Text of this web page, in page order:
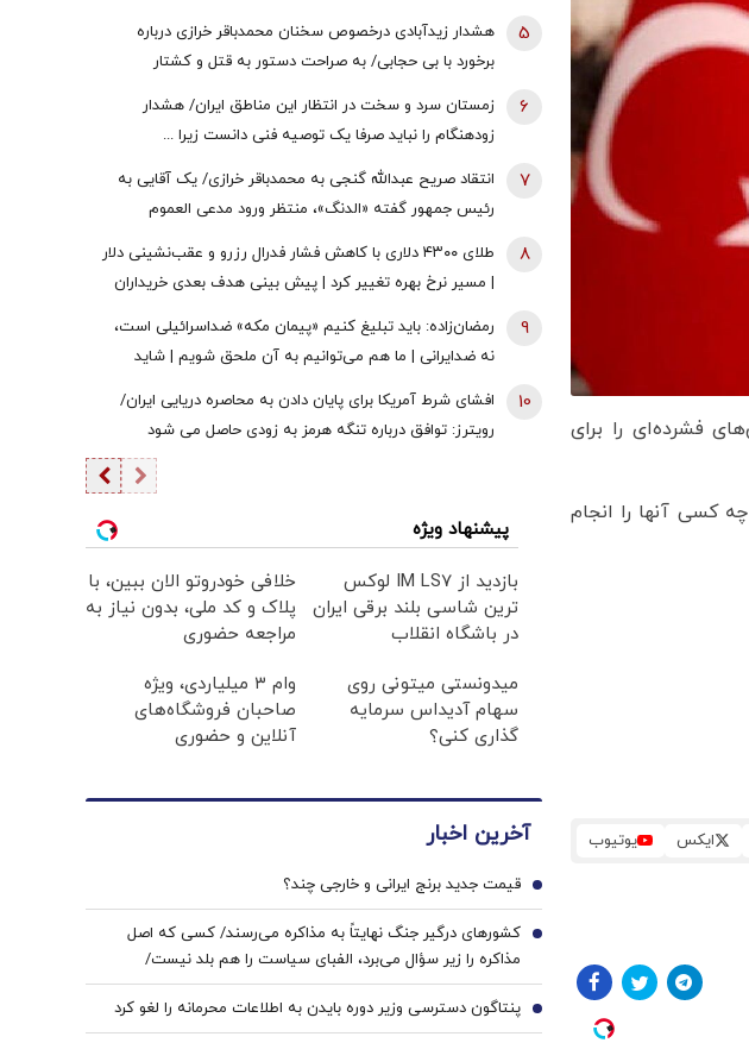
فشرده‌ای را برای
کسی آنها را انجام
ایکس یوتیوب
هشدار زیدآبادی درخصوص سخنان محمدباقر خرازی درباره
برخورد با بی حجابی/ به صراحت دستور به قتل و کشتار
خطرناکی آزاد است؟
5
زمستان سرد و سخت در انتظار این مناطق ایران/ هشدار
زودهنگام را نباید صرفا یک توصیه فنی دانست زیرا ...
6
انتقاد صریح عبدالله گنجی به محمدباقر خرازی/ یک آقایی به
رئیس جمهور گفته «الدنگ»، منتظر ورود مدعی العموم
قوه قضائیه ورود نمی‌کند؟
7
طلای ۴۳۰۰ دلاری با کاهش فشار فدرال رزرو و عقب‌نشینی دلار
| مسیر نرخ بهره تغییر کرد | پیش بینی هدف بعدی خریداران
8
رمضان‌زاده: باید تبلیغ کنیم «پیمان مکه» ضداسرائیلی است،
نه ضدایرانی | ما هم می‌توانیم به آن ملحق شویم | شاید
9
افشای شرط آمریکا برای پایان دادن به محاصره دریایی ایران/
رویترز: توافق درباره تنگه هرمز به زودی حاصل می شود
10
پیشنهاد ویژه
بازدید از IM LS7 لوکس
ترین شاسی بلند برقی ایران
در باشگاه انقلاب
خلافی خودروتو الان ببین، با
پلاک و کد ملی، بدون نیاز به
مراجعه حضوری
میدونستی میتونی روی
سهام آدیداس سرمایه
گذاری کنی؟
وام ۳ میلیاردی، ویژه
صاحبان فروشگاه‌های
آنلاین و حضوری
آخرین اخبار
قیمت جدید برنج ایرانی و خارجی چند؟ 1
کشورهای درگیر جنگ نهایتاً به مذاکره می‌رسند/ کسی که اصل
مذاکره را زیر سؤال می‌برد، الفبای سیاست را هم بلد نیست/
پزشکیان اگر قصد استعفا داشت، رسما اعلام می‌کرد
2
پنتاگون دسترسی وزیر دوره بایدن به اطلاعات محرمانه را لغو کرد 3